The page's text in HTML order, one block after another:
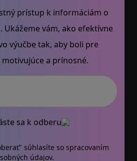
prístup k informáciám o
Ukážeme vám, ako efektívne
výučbe tak, aby boli pre
a prínosné.
sa k odberu
súhlasíte so spracovaním
údajov.